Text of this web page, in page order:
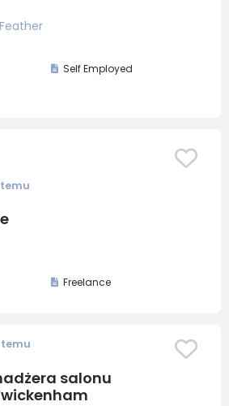
Self Employed
Freelance
temu
salonu